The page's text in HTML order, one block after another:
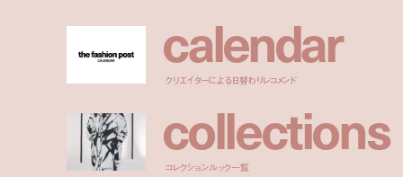
calendar
クリエイターによる日替わりレコメンド
collections
コレクションルック一覧